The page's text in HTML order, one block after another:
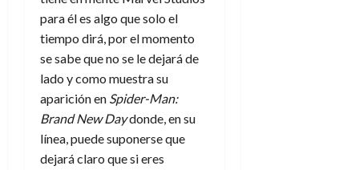
para él es algo que solo el
tiempo dirá, por el momento
se sabe que no se le dejará de
lado y como muestra su
aparición en Spider-Man:
Brand New Daydonde, en su
línea, puede suponerse que
dejará claro que si eres